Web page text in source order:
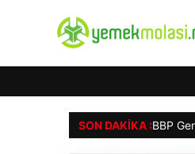
SON DAKIKA :Keleb